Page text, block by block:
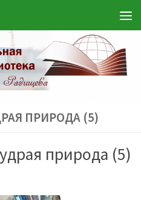
ПРИРОДА (5)
природа (5)